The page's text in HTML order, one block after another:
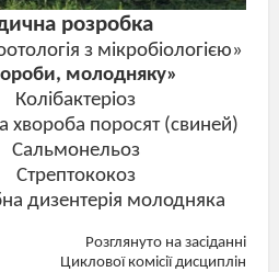
розробка
з мікробіологією»
молодняку»
Колібактеріоз
хвороба поросят (свиней)
Сальмонельоз
Стрептококоз
дизентерія молодняка
Розглянуто на засіданні
Циклової комісії дисциплін